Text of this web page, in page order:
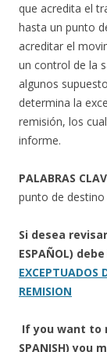
que acredita el
hasta un punto
acreditar el
un control de la
algunos
determina la
remisión, los
informe.
PALABRAS
punto de
Si desea
ESPAÑOL)
EXCEPTUADOS
REMISION
If you want to
SPANISH) you